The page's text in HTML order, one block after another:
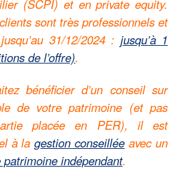
(SCPI) et en private equity.
sont très professionnels et
31/12/2024 : jusqu’à 1
de l’offre).
bénéficier d’un conseil sur
de votre patrimoine (et pas
placée en PER), il est
à lagestion conseillée avec un
indépendant.